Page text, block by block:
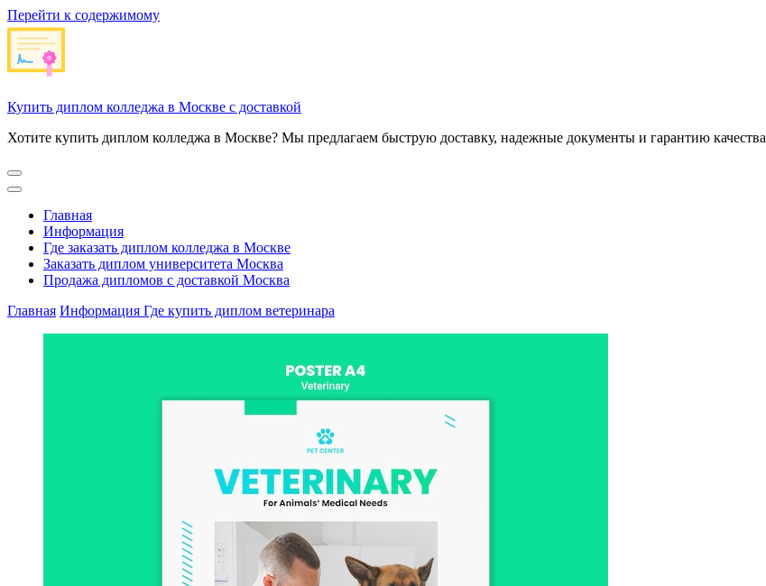
Перейти к содержимому
Купить диплом колледжа в Москве с доставкой
Хотите купить диплом колледжа в Москве? Мы предлагаем быструю доставку, надежные документы и гарантию качества
Главная
Информация
Где заказать диплом колледжа в Москве
Заказать диплом университета Москва
Продажа дипломов с доставкой Москва
Главная Информация Где купить диплом ветеринара